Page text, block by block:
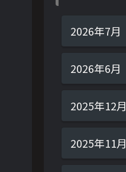
2026年7月
2026年6月
2025年12月
2025年11月